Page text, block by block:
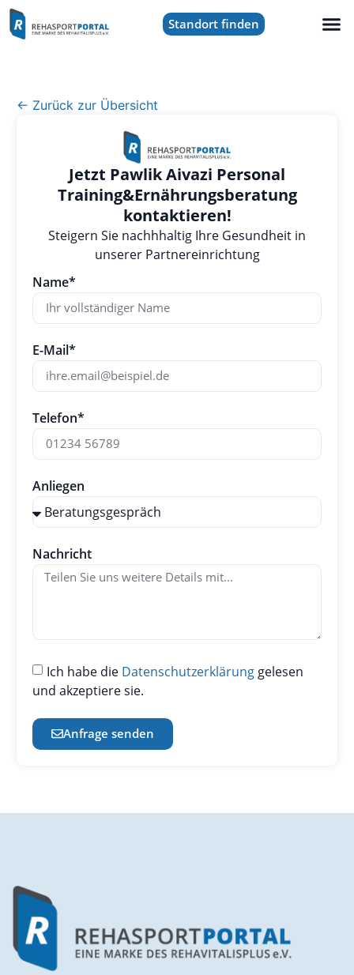
Standort finden
← Zurück zur Übersicht
Jetzt Pawlik Aivazi Personal
Training&Ernährungsberatung
kontaktieren!
Steigern Sie nachhhaltig Ihre Gesundheit in
unserer Partnereinrichtung
Name*
E-Mail*
Telefon*
Anliegen
Nachricht
Ich habe die Datenschutzerklärung gelesen
und akzeptiere sie.
Anfrage senden